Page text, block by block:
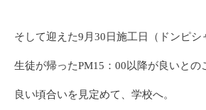
そして迎えた9月30日施工日（ドンピシ
生徒が帰ったPM15：00以降が良いとの
良い頃合いを見定めて、学校へ。